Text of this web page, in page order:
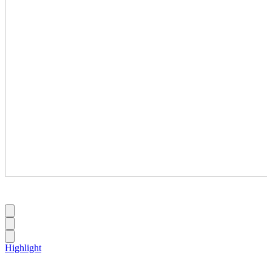
Highlight